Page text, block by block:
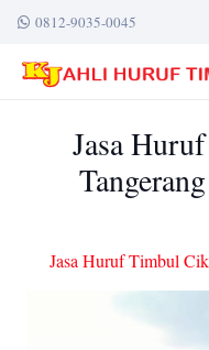
0812-9035-0045
Jasa
Jasa Huruf Timbul